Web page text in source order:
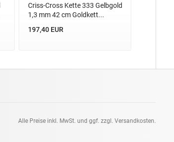
Criss-Cross Kette 333 Gelbgold
1,3 mm 42 cm Goldkett...
197,40 EUR
Alle Preise inkl. MwSt. und ggf. zzgl. Versandkosten.